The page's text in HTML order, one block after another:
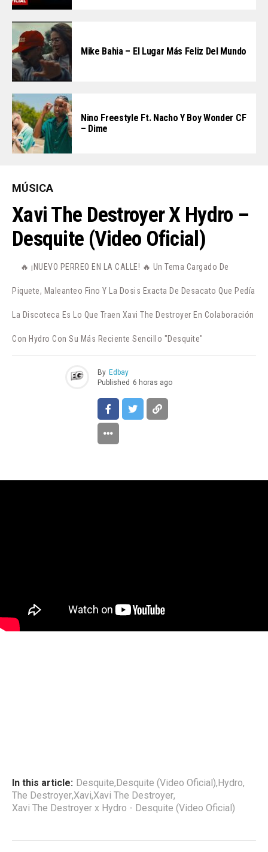
Mike Bahia – El Lugar Más Feliz Del Mundo
Nino Freestyle Ft. Nacho Y Boy Wonder CF
– Dime
MÚSICA
Xavi The Destroyer X Hydro –
Desquite (Video Oficial)
🔥 ¡NUEVO PERREO EN LA CALLE! 🔥 Un Tema Cargado De
Piquete, Maleanteo Fino Y La Dosis Exacta De Desacato Que Pedía
La Discoteca Es Lo Que Traen Xavi The Destroyer En Colaboración
Con Hydro Con Su Más Reciente Sencillo "Desquite"
By Edbay
Published 6 horas ago
In this article: Desquite,Desquite (Video Oficial),Hydro,
The Destroyer,Xavi,Xavi The Destroyer,
Xavi The Destroyer x Hydro - Desquite (Video Oficial)